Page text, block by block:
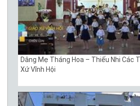
Dâng Mẹ Tháng Hoa – Thiếu Nhi Các
Xứ Vĩnh Hội